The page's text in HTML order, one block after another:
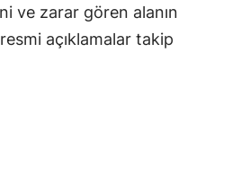
ve zarar gören alanın
açıklamalar takip